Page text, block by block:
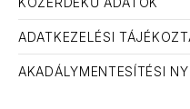
ADATKEZELÉSI
AKADÁLYMENTESÍTÉSI